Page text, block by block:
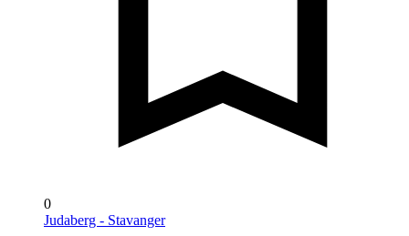
0
Judaberg - Stavanger